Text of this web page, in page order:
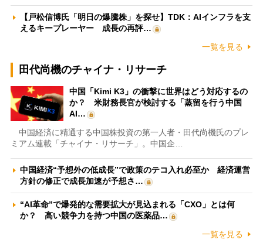
【戸松信博氏「明日の爆騰株」を探せ】TDK：AIインフラを支
えるキープレーヤー 成長の再評…
一覧を見る
田代尚機のチャイナ・リサーチ
中国「Kimi K3」の衝撃に世界はどう対応するの
か？ 米財務長官が検討する「蒸留を行う中国
AI…
中国経済に精通する中国株投資の第一人者・田代尚機氏のプレ
ミアム連載「チャイナ・リサーチ」。中国企…
中国経済“予想外の低成長”で政策のテコ入れ必至か 経済運営
方針の修正で成長加速が予想さ…
“AI革命”で爆発的な需要拡大が見込まれる「CXO」とは何
か？ 高い競争力を持つ中国の医薬品…
一覧を見る